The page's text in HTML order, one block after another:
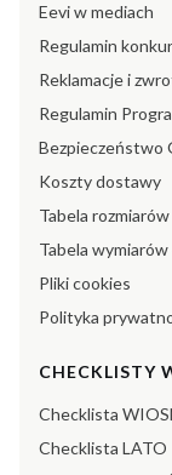
Eevi w mediach
Regulamin
Reklamacje i
Regulamin
Bezpieczeństwo
Koszty dostawy
Tabela rozmiarów
Tabela wymiarów
Pliki cookies
Polityka
CHECKLISTY
Checklista
Checklista LATO